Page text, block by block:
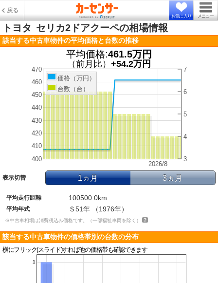
戻る
お気に入り メニュー
トヨタ セリカ2ドアクーペの相場情報
該当する中古車物件の平均価格と台数の推移
平均価格:461.5万円
（前月比） +54.2万円
2026/8
400
410
420
430
440
450
460
470
3
4
5
6
7
価格（万円）
台数（台）
表示切替 1ヵ月 3ヵ月
平均走行距離 100500.0km
平均年式 Ｓ51年 （1976年）
※中古車相場は消費税込み価格です。（一部福祉車両を除く）
該当する中古車物件の価格帯別の台数の分布
横にフリック(スライド)すれば他の価格帯も確認できます